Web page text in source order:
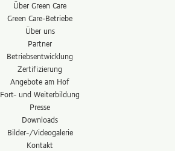
Über Green Care
Green Care-Betriebe
Über uns
Partner
Betriebs­entwicklung
Zertifizierung
Angebote am Hof
Fort- und Weiterbildung
Presse
Downloads
Bilder-/Videogalerie
Kontakt